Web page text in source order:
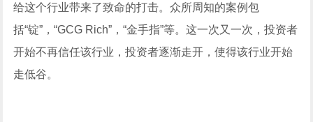
给这个行业带来了致命的打击。众所周知的案例包
括“锭”，“GCG Rich”，“金手指”等。这一次又一次，投资者
开始不再信任该行业，投资者逐渐走开，使得该行业开始
走低谷。